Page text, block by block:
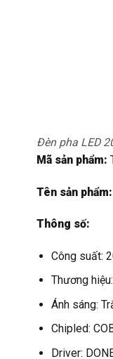
Đèn pha LED
Mã sản phẩm:
Tên sản phẩm:
Thông số:
Công suất:
Thương
Ánh sáng:
Chipled:
Driver: